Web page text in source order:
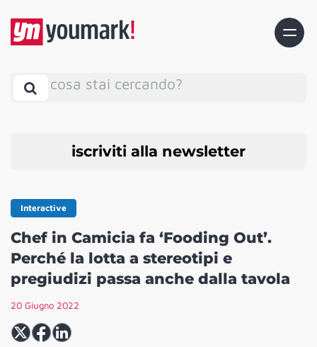
cosa stai cercando?
iscriviti alla newsletter
Interactive
Chef in Camicia fa ‘Fooding Out’.
Perché la lotta a stereotipi e
pregiudizi passa anche dalla tavola
20 Giugno 2022